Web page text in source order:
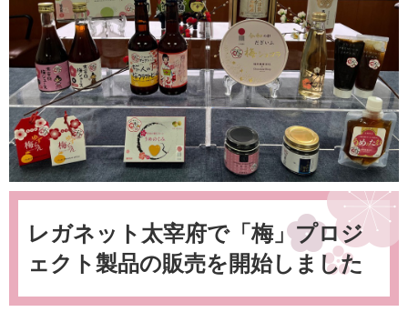
本
レガネット太宰府で「梅」プロジ
ェクト製品の販売を開始しました